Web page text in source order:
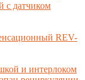
с датчиком
REV-
и интерлоком